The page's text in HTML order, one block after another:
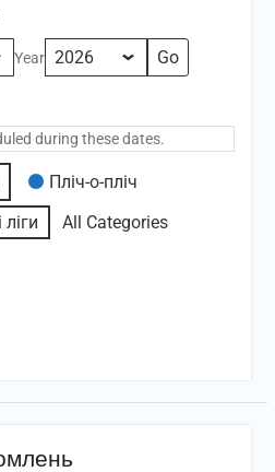
Year
during these dates.
Пліч-о-пліч
All Categories